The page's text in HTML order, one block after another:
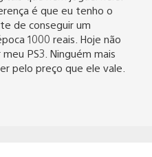
é que eu tenho o
de conseguir um
1000 reais. Hoje não
PS3. Ninguém mais
pelo preço que ele vale.